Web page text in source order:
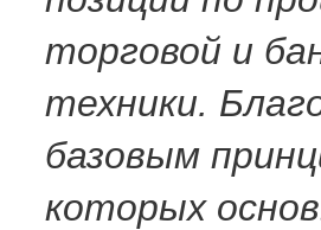
торговой и
техники.
базовым
которых